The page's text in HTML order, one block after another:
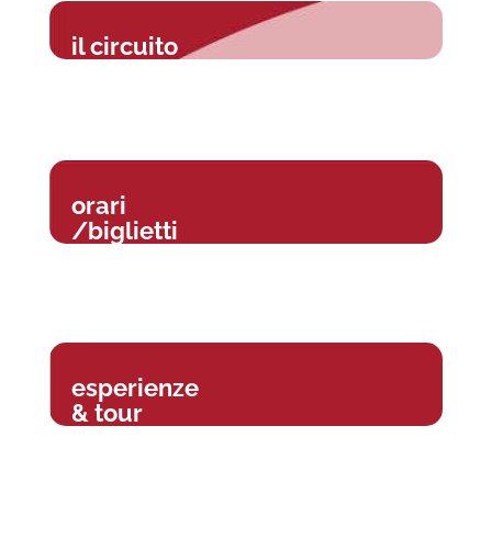
il circuito
orari
/biglietti
esperienze
& tour